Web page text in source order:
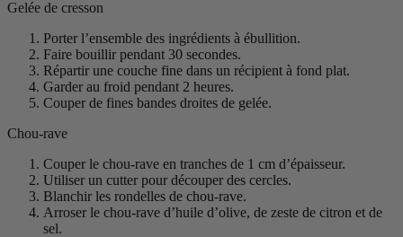
Gelée de cresson
Porter l’ensemble des ingrédients à ébullition.
Faire bouillir pendant 30 secondes.
Répartir une couche fine dans un récipient à fond plat.
Garder au froid pendant 2 heures.
Couper de fines bandes droites de gelée.
Chou-rave
Couper le chou-rave en tranches de 1 cm d’épaisseur.
Utiliser un cutter pour découper des cercles.
Blanchir les rondelles de chou-rave.
Arroser le chou-rave d’huile d’olive, de zeste de citron et de
sel.